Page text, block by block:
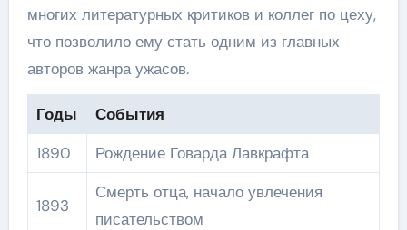
многих литературных критиков и коллег по цеху,
что позволило ему стать одним из главных
авторов жанра ужасов.
Годы
События
1890
Рождение Говарда Лавкрафта
1893
Смерть отца, начало увлечения
писательством